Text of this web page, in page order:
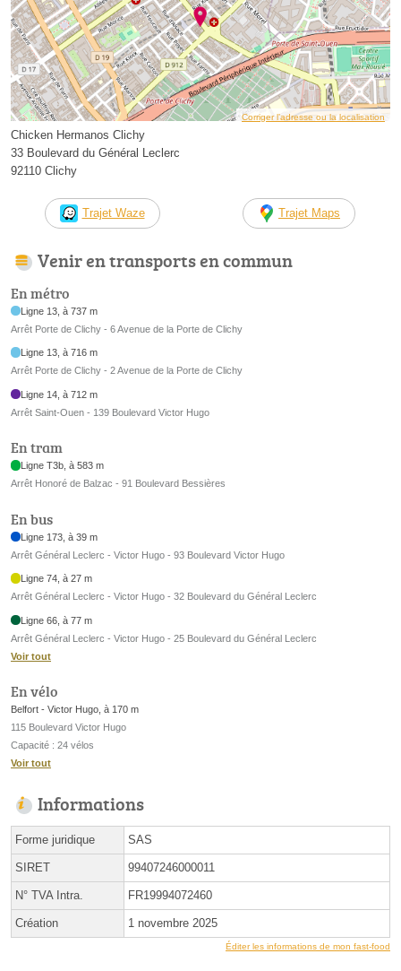
Corriger l’adresse ou la localisation
Chicken Hermanos Clichy
33 Boulevard du Général Leclerc
92110 Clichy
Trajet Waze Trajet Maps
Venir en transports en commun
En métro
Ligne 13, à 737 m
Arrêt Porte de Clichy - 6 Avenue de la Porte de Clichy
Ligne 13, à 716 m
Arrêt Porte de Clichy - 2 Avenue de la Porte de Clichy
Ligne 14, à 712 m
Arrêt Saint-Ouen - 139 Boulevard Victor Hugo
En tram
Ligne T3b, à 583 m
Arrêt Honoré de Balzac - 91 Boulevard Bessières
En bus
Ligne 173, à 39 m
Arrêt Général Leclerc - Victor Hugo - 93 Boulevard Victor Hugo
Ligne 74, à 27 m
Arrêt Général Leclerc - Victor Hugo - 32 Boulevard du Général Leclerc
Ligne 66, à 77 m
Arrêt Général Leclerc - Victor Hugo - 25 Boulevard du Général Leclerc
Voir tout
En vélo
Belfort - Victor Hugo, à 170 m
115 Boulevard Victor Hugo
Capacité : 24 vélos
Voir tout
Informations
Forme juridique SAS
SIRET 99407246000011
N° TVA Intra. FR19994072460
Création 1 novembre 2025
Éditer les informations de mon fast-food